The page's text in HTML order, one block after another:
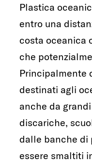
Plastica
entro una
costa oceanica
che
Principalmente
destinati agli
anche da
discariche,
dalle banche di
essere smaltiti